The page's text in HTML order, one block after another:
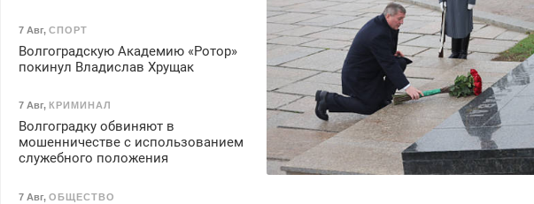
7 Авг, СПОРТ
Волгоградскую Академию «Ротор»
покинул Владислав Хрущак
7 Авг, КРИМИНАЛ
Волгоградку обвиняют в
мошенничестве с использованием
служебного положения
7 Авг, ОБЩЕСТВО